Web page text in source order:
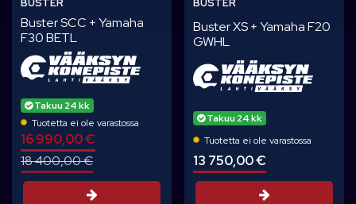
BUSTER
Buster SCC + Yamaha
F30 BETL
Takuu 24 kk
Tuotetta ei ole varastossa
16 990,00 €
18 400,00 €
Tarjouspyyntö
BUSTER
Buster XS + Yamaha F20
GWHL
Takuu 24 kk
Tuotetta ei ole varastossa
13 750,00 €